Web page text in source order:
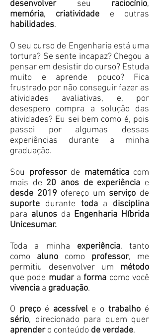
desenvolverseu raciocínio,
memória, criatividade e outras
habilidades.
O seu curso de Engenharia está uma
tortura? Se sente incapaz? Chegou a
pensar em desistir do curso? Estuda
muito e aprende pouco? Fica
frustrado por não conseguir fazer as
atividades avaliativas, e, por
desespero compra a solução das
atividades? Eu sei bem como é, pois
passei por algumas dessas
experiências durante a minha
graduação.
Sou professorde matemáticacom
mais de 20 anos de experiência e
desde 2019 ofereço um serviço de
suporte durante todaa disciplina
para alunosda Engenharia Híbrida
Unicesumar.
Toda a minha experiência, tanto
como aluno como professor, me
permitiu desenvolver um método
que pode mudaraforma como você
vivencia a graduação.
O preçoé acessívele otrabalho é
sério, direcionado para quem quer
aprendero conteúdo de verdade.